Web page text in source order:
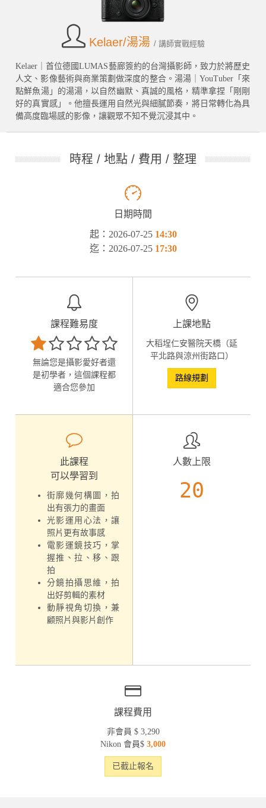
Kelaer/湯湯 / 講師實戰經驗
Kelaer｜首位德國LUMAS藝廊簽約的台灣攝影師，致力於將歷史
人文、影像藝術與商業策劃做深度的整合。湯湯｜YouTuber「來
點鮮魚湯」的湯湯，以自然幽默、真誠的風格，精準拿捏「剛剛
好的真實感」。他擅長運用自然光與細膩節奏，將日常轉化為具
備高度臨場感的影像，讓觀眾不知不覺沉浸其中。
時程 / 地點 / 費用 / 整理
日期時間
起：2026-07-25 14:30
迄：2026-07-25 17:30
課程難易度
無論您是攝影愛好者還
是初學者，這個課程都
適合您參加
上課地點
大稻埕仁安醫院天橋（延
平北路與涼州街路口）
路線規劃
此課程
可以學習到
街廓幾何構圖，拍
出有張力的畫面
光影運用心法，讓
照片更有故事感
電影運鏡技巧，掌
握推、拉、移、跟
拍
分鏡拍攝思維，拍
出好剪輯的素材
動靜視角切換，兼
顧照片與影片創作
人數上限
20
課程費用
非會員 $ 3,290
Nikon 會員$ 3,000
已截止報名